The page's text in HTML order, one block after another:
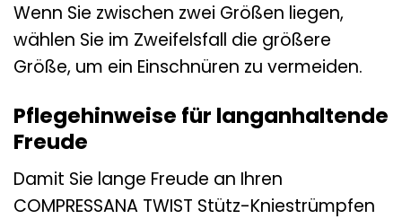
Wenn Sie zwischen zwei Größen liegen,
wählen Sie im Zweifelsfall die größere
Größe, um ein Einschnüren zu vermeiden.
Pflegehinweise für langanhaltende
Freude
Damit Sie lange Freude an Ihren
COMPRESSANA TWIST Stütz-Kniestrümpfen